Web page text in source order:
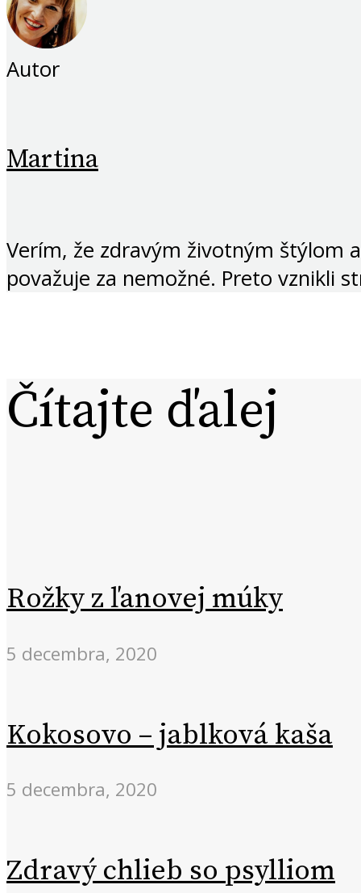
Autor
Martina
Verím, že zdravým životným štýlom
považuje za nemožné. Preto vznikli
Čítajte ďalej
Rožky z ľanovej múky
5 decembra, 2020
Kokosovo – jablková kaša
5 decembra, 2020
Zdravý chlieb so psylliom